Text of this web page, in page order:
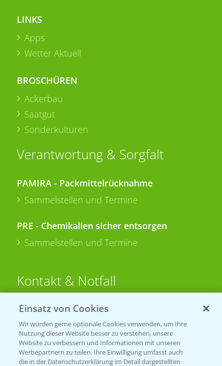
LINKS
Apps
Wetter Aktuell
BROSCHÜREN
Ackerbau
Saatgut
Sonderkulturen
Verantwortung & Sorgfalt
PAMIRA - Packmittelrücknahme
Sammelstellen und Termine
PRE - Chemikalien sicher entsorgen
Sammelstellen und Termine
Kontakt & Notfall
Beratung auf WhatsApp
T.+49 (0)174 346 564 1
KONTAKT
Einsatz von Cookies
Wir würden gerne optionale Cookies verwenden, um Ihre
Nutzung dieser Website besser zu verstehen, unsere
Website zu verbessern und Informationen mit unseren
Werbepartnern zu teilen. Ihre Einwilligung umfasst auch
die in der Datenschutzerklärung im Detail dargestellten